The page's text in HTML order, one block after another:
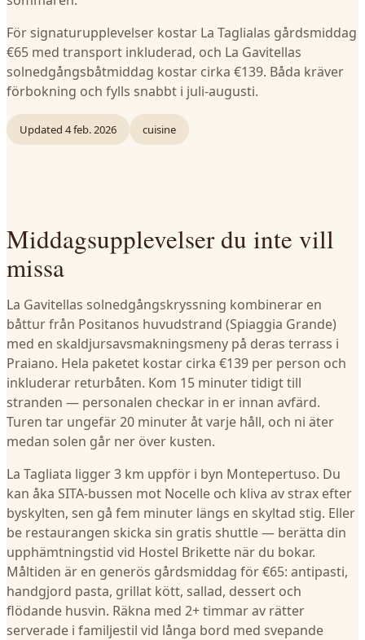
För signaturupplevelser kostar La Taglialas gårdsmiddag
€65 med transport inkluderad, och La Gavitellas
solnedgångsbåtmiddag kostar cirka €139. Båda kräver
förbokning och fylls snabbt i juli-augusti.
Updated 4 feb. 2026 cuisine
Middagsupplevelser du inte vill
missa
La Gavitellas solnedgångskryssning kombinerar en
båttur från Positanos huvudstrand (Spiaggia Grande)
med en skaldjursavsmakningsmeny på deras terrass i
Praiano. Hela paketet kostar cirka €139 per person och
inkluderar returbåten. Kom 15 minuter tidigt till
stranden — personalen checkar in er innan avfärd.
Turen tar ungefär 20 minuter åt varje håll, och ni äter
medan solen går ner över kusten.
La Tagliata ligger 3 km uppför i byn Montepertuso. Du
kan åka SITA-bussen mot Nocelle och kliva av strax efter
byskylten, sen gå fem minuter längs en skyltad stig. Eller
be restaurangen skicka sin gratis shuttle — berätta din
upphämtningstid vid Hostel Brikette när du bokar.
Måltiden är en generös gårdsmiddag för €65: antipasti,
handgjord pasta, grillat kött, sallad, dessert och
flödande husvin. Räkna med 2+ timmar av rätter
serverade i familjestil vid långa bord med svepande